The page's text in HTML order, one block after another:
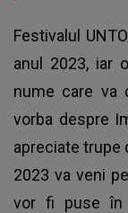
Festivalul
anul 2023, iar
nume care va
vorba despre
apreciate trupe
2023 va veni
vor fi puse în